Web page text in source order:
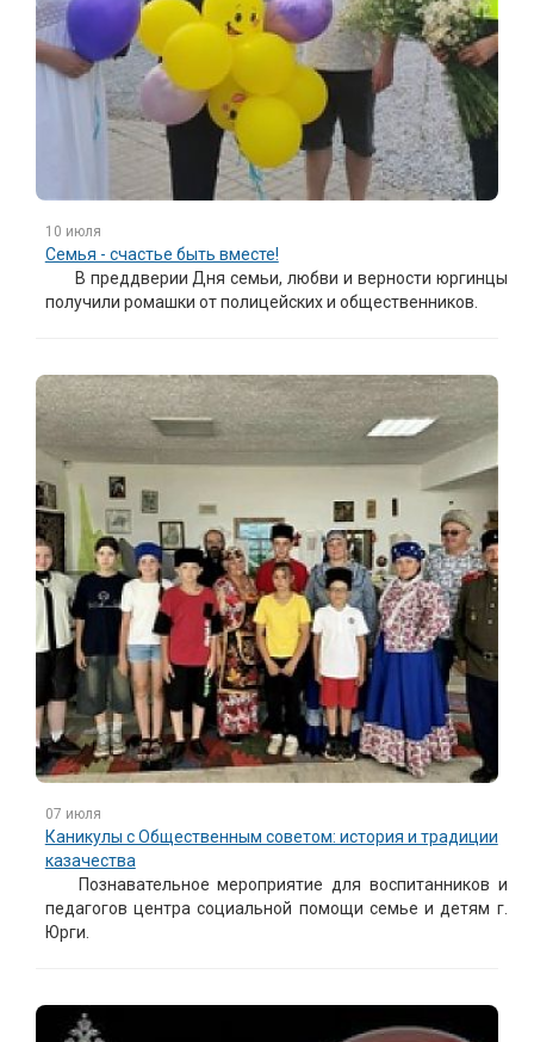
10 июля
Семья - счастье быть вместе!
В преддверии Дня семьи, любви и верности юргинцы
получили ромашки от полицейских и общественников.
07 июля
Каникулы с Общественным советом: история и традиции
казачества
Познавательное мероприятие для воспитанников и
педагогов центра социальной помощи семье и детям г.
Юрги.